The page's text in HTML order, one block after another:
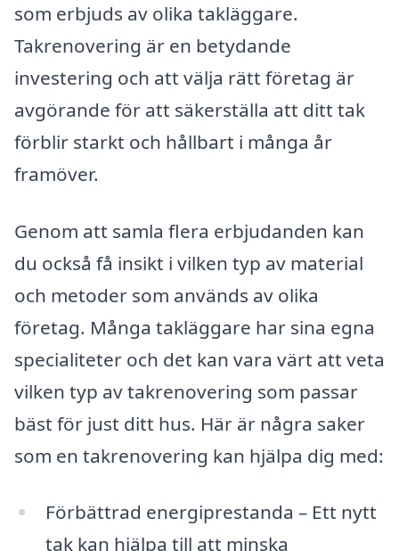
som erbjuds av olika takläggare.
Takrenovering är en betydande
investering och att välja rätt företag är
avgörande för att säkerställa att ditt tak
förblir starkt och hållbart i många år
framöver.
Genom att samla flera erbjudanden kan
du också få insikt i vilken typ av material
och metoder som används av olika
företag. Många takläggare har sina egna
specialiteter och det kan vara värt att veta
vilken typ av takrenovering som passar
bäst för just ditt hus. Här är några saker
som en takrenovering kan hjälpa dig med:
Förbättrad energiprestanda – Ett nytt
tak kan hjälpa till att minska